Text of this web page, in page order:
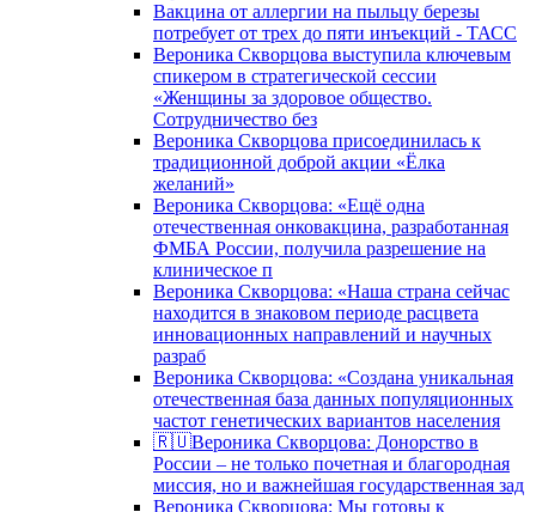
Вакцина от аллергии на пыльцу березы
потребует от трех до пяти инъекций - ТАСС
Вероника Скворцова выступила ключевым
спикером в стратегической сессии
«Женщины за здоровое общество.
Сотрудничество без
Вероника Скворцова присоединилась к
традиционной доброй акции «Ёлка
желаний»
Вероника Скворцова: «Ещё одна
отечественная онковакцина, разработанная
ФМБА России, получила разрешение на
клиническое п
Вероника Скворцова: «Наша страна сейчас
находится в знаковом периоде расцвета
инновационных направлений и научных
разраб
Вероника Скворцова: «Создана уникальная
отечественная база данных популяционных
частот генетических вариантов населения
🇷🇺Вероника Скворцова: Донорство в
России – не только почетная и благородная
миссия, но и важнейшая государственная зад
Вероника Скворцова: Мы готовы к